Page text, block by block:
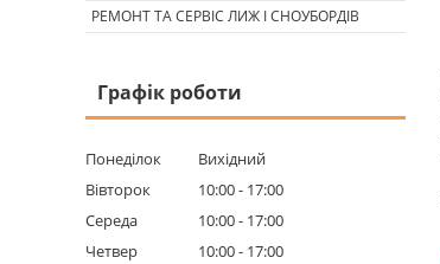
РЕМОНТ ТА СЕРВІС ЛИЖ І СНОУБОРДІВ
Графік роботи
Понеділок
Вихідний
Вівторок
10:00
17:00
Середа
10:00
17:00
Четвер
10:00
17:00